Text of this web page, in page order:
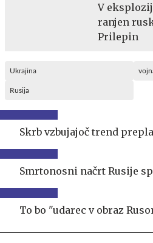
V
ranjen
Prilepin
Ukrajina
Rusija
Skrb vzbujajoč trend
Smrtonosni načrt Rusije
To bo "udarec v obraz